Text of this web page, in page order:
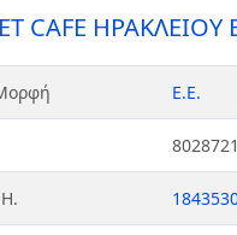
CAFE ΗΡΑΚΛΕΙΟΥ
Ε.Ε.